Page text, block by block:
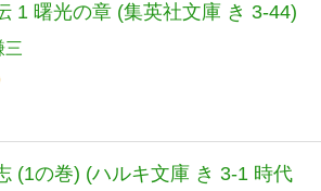
1 曙光の章 (集英社文庫 き 3-44)
三
(1の巻) (ハルキ文庫 き 3-1 時代